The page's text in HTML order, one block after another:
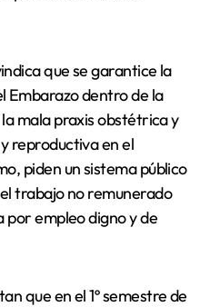
que se garantice la
Embarazo dentro de la
mala praxis obstétrica y
reproductiva en el
piden un sistema público
trabajo no remunerado
por empleo digno y de
que en el 1º semestre de